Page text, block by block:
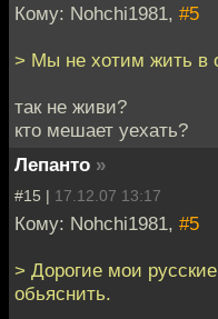
Кому: Nohchi1981, #5
> Мы не хотим жить в
так не живи?
кто мешает уехать?
Лепанто »
#15 | 17.12.07 13:17
Кому: Nohchi1981, #5
> Дорогие мои
обьяснить.